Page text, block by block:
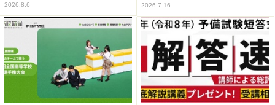
2026.8.6 2026.7.16